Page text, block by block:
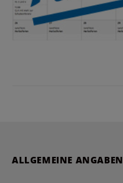
ALLGEMEINE ANGABEN